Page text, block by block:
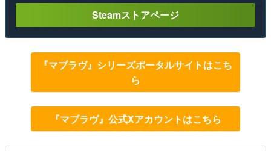
Steamストアページ
『マブラヴ』シリーズポータルサイトはこち
ら
『マブラヴ』公式Xアカウントはこちら